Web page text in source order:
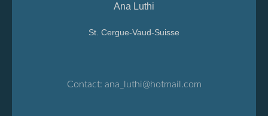
Ana Luthi
St. Cergue-Vaud-Suisse
Contact: ana_luthi@hotmail.com